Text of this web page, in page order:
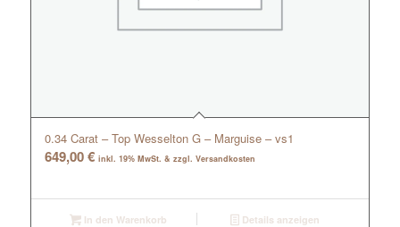
0.34 Carat – Top Wesselton G – Marguise – vs1
649,00€ inkl. 19% MwSt. & zzgl. Versandkosten
In den Warenkorb Details anzeigen